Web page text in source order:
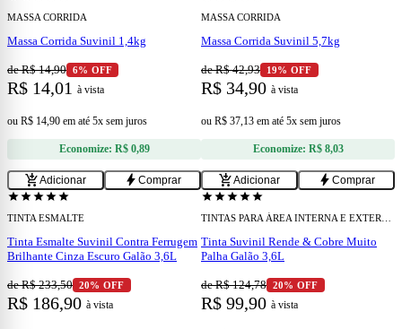
MASSA CORRIDA
Massa Corrida Suvinil 1,4kg
de R$ 14,90 6% OFF
R$ 14,01 à vista
ou R$ 14,90 em até 5x sem juros
Economize: R$ 0,89
add_shopping_cartAdicionar bolt Comprar
MASSA CORRIDA
Massa Corrida Suvinil 5,7kg
de R$ 42,93 19% OFF
R$ 34,90 à vista
ou R$ 37,13 em até 5x sem juros
Economize: R$ 8,03
add_shopping_cartAdicionar bolt Comprar
add
starstarstarstarstar
TINTA ESMALTE
Tinta Esmalte Suvinil Contra Ferrugem
Brilhante Cinza Escuro Galão 3,6L
de R$ 233,50 20% OFF
R$ 186,90 à vista
add
starstarstarstarstar
Tinta Suvinil Rende & Cobre Muito
Palha Galão 3,6L
de R$ 124,78 20% OFF
R$ 99,90 à vista